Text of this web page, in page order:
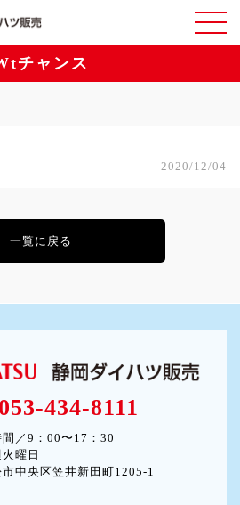
チャンス
2020/12/04
一覧に戻る
434-8111
／9：00〜17：30
曜日
中央区笠井新田町1205-1